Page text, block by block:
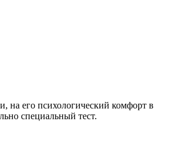
на его психологический комфорт в
специальный тест.